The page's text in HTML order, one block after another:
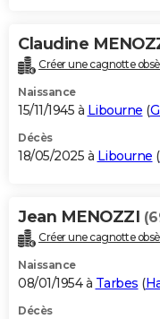
Claudine
Créer une cagnotte
Naissance
15/11/1945 à Libourne (
Décès
18/05/2025 à Libourne (
Jean MENOZZI
Créer une cagnotte
Naissance
08/01/1954 à Tarbes (
Décès